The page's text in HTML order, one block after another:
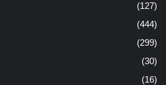
(127)
(444)
(299)
(30)
(16)